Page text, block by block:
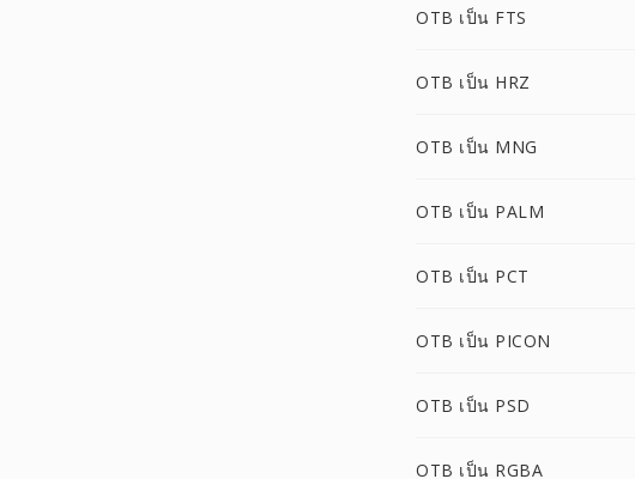
OTB เป็น FTS
OTB เป็น HRZ
OTB เป็น MNG
OTB เป็น PALM
OTB เป็น PCT
OTB เป็น PICON
OTB เป็น PSD
OTB เป็น RGBA